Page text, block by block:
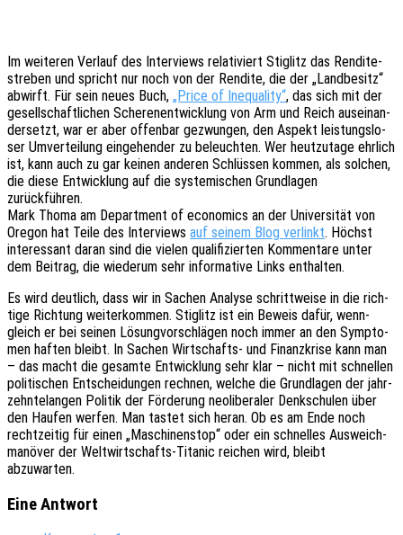
Im weite­ren Verlauf des Inter­views rela­ti­viert Stig­litz das Rendi­te­
stre­ben und spricht nur noch von der Rendi­te, die der „Land­be­sitz“
abwirft. Für sein neues Buch, „Price of Inequa­li­ty“, das sich mit der
gesell­schaft­li­chen Scher­en­ent­wick­lung von Arm und Reich ausein­an­
der­setzt, war er aber offen­bar gezwun­gen, den Aspekt leis­tungs­lo­
ser Umver­tei­lung einge­hen­der zu beleuch­ten. Wer heut­zu­ta­ge ehrlich
ist, kann auch zu gar keinen ande­ren Schlüs­sen kommen, als solchen,
die diese Entwick­lung auf die syste­mi­schen Grund­la­gen
zurückführen.
Mark Thoma am Depart­ment of econo­mics an der Univer­si­tät von
Oregon hat Teile des Inter­views auf seinem Blog verlinkt. Höchst
inter­es­sant daran sind die vielen quali­fi­zier­ten Kommen­ta­re unter
dem Beitrag, die wieder­um sehr infor­ma­ti­ve Links enthalten.
Es wird deut­lich, dass wir in Sachen Analy­se schritt­wei­se in die rich­
ti­ge Rich­tung weiter­kom­men. Stig­litz ist ein Beweis dafür, wenn­
gleich er bei seinen Lösung­vor­schlä­gen noch immer an den Sympto­
men haften bleibt. In Sachen Wirt­schafts- und Finanz­kri­se kann man
– das macht die gesam­te Entwick­lung sehr klar – nicht mit schnel­len
poli­ti­schen Entschei­dun­gen rech­nen, welche die Grund­la­gen der jahr­
zehn­te­lan­gen Poli­tik der Förde­rung neoli­be­ra­ler Denk­schu­len über
den Haufen werfen. Man tastet sich heran. Ob es am Ende noch
recht­zei­tig für einen „Maschi­nen­stop“ oder ein schnel­les Ausweich­
ma­nö­ver der Welt­wirt­schafts-Tita­nic reichen wird, bleibt
abzuwarten.
Eine Antwort